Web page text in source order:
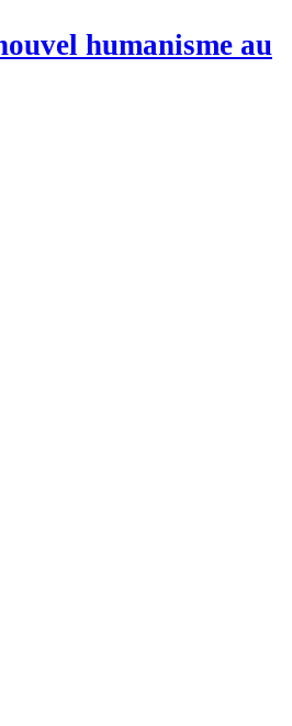
humanisme au